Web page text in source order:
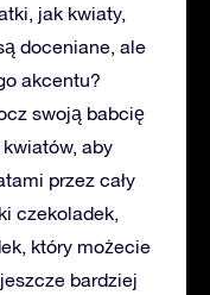
jak kwiaty,
doceniane, ale
akcentu?
swoją babcię
aby
przez cały
czekoladek,
który możecie
bardziej